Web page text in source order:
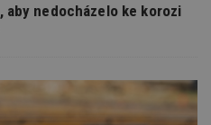
aby nedocházelo ke korozi